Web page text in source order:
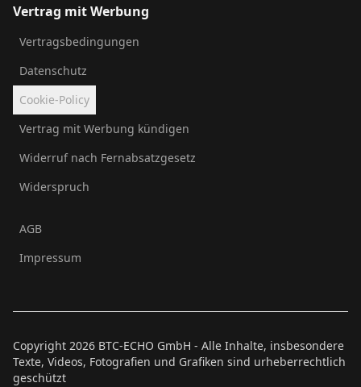
Vertrag mit Werbung
Vertragsbedingungen
Datenschutz
Cookie-Policy
Vertrag mit Werbung kündigen
Widerruf nach Fernabsatzgesetz
Widerspruch
AGB
Impressum
Copyright 2026 BTC-ECHO GmbH - Alle Inhalte, insbesondere
Texte, Videos, Fotografien und Grafiken sind urheberrechtlich
geschützt